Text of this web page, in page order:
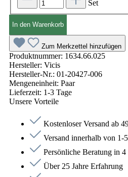
Set
In den Warenkorb
Zum Merkzettel hinzufügen
Produktnummer: 1634.66.025
Hersteller: Vicis
Hersteller-Nr.: 01-20427-006
Mengeneinheit: Paar
Lieferzeit: 1-3 Tage
Unsere Vorteile
Kostenloser Versand ab
Versand innerhalb von 1-
Persönliche Beratung in 4
Über 25 Jahre Erfahrung